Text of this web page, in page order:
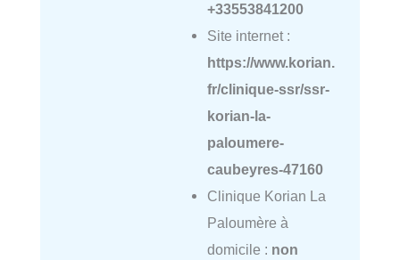
+33553841200
Site internet :
https://www.korian.
fr/clinique-ssr/ssr-
korian-la-
paloumere-
caubeyres-47160
Clinique Korian La
Paloumère à
domicile : non